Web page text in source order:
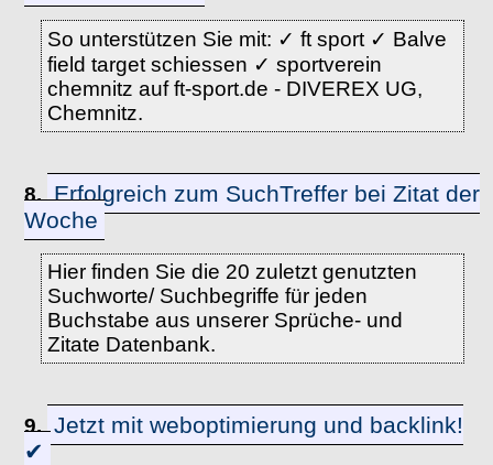
So unterstützen Sie mit: ✓ ft sport ✓ Balve
field target schiessen ✓ sportverein
chemnitz auf ft-sport.de - DIVEREX UG,
Chemnitz.
8. Erfolgreich zum SuchTreffer bei Zitat der
Woche
Hier finden Sie die 20 zuletzt genutzten
Suchworte/ Suchbegriffe für jeden
Buchstabe aus unserer Sprüche- und
Zitate Datenbank.
9. Jetzt mit weboptimierung und backlink!
✔